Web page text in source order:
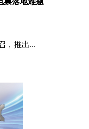
，推出...